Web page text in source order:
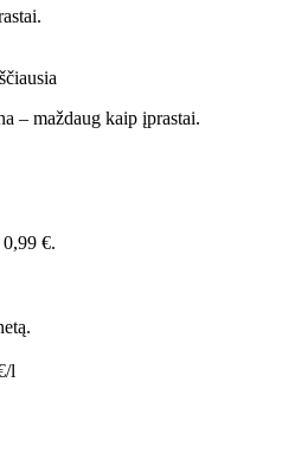
– maždaug kaip įprastai.
€.
l